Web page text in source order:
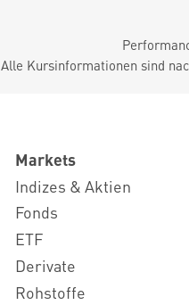
Alle Kursinformationen sind
Markets
Indizes & Aktien
Fonds
ETF
Derivate
Rohstoffe